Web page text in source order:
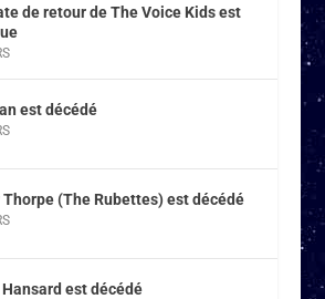
de retour de The Voice Kids est
est décédé
Thorpe (The Rubettes) est décédé
est décédé